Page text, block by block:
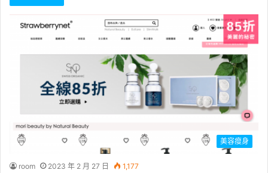
美容瘦身
room 2023 年 2 月 27 日 1,177